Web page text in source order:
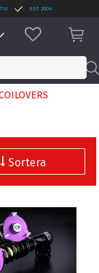
EST 2004
FAVORITER
Sortera